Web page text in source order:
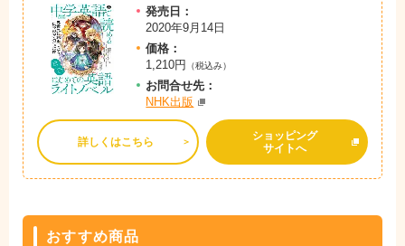
発売日：
2020年9月14日
価格：
1,210円
（税込み）
お問合せ先：
NHK出版
詳しくはこちら
ショッピング
サイトへ
おすすめ商品